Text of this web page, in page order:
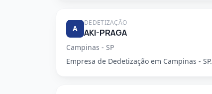
A
DEDETIZAÇÃO
AKI-PRAGA
Campinas - SP
Empresa de Dedetização em Campinas - SP.